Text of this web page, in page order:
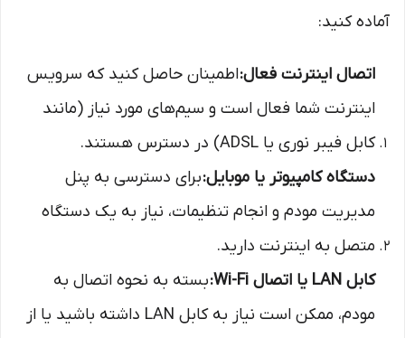
آماده کنید:
اتصال اینترنت فعال:اطمینان حاصل کنید که سرویس
اینترنت شما فعال است و سیم‌های مورد نیاز (مانند
کابل فیبر نوری یا ADSL) در دسترس هستند.
دستگاه کامپیوتر یا موبایل:برای دسترسی به پنل
مدیریت مودم و انجام تنظیمات، نیاز به یک دستگاه
متصل به اینترنت دارید.
کابل LAN یا اتصال Wi-Fi:
بسته به نحوه اتصال به
مودم، ممکن است نیاز به کابل LAN داشته باشید یا از